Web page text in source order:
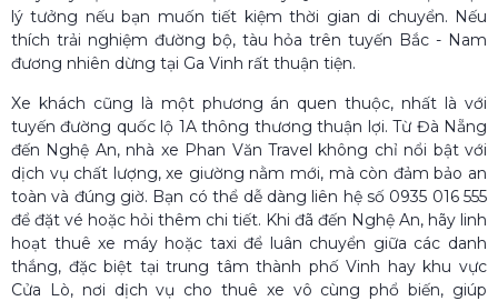
lý tưởng nếu bạn muốn tiết kiệm thời gian di chuyển. Nếu
thích trải nghiệm đường bộ, tàu hỏa trên tuyến Bắc - Nam
đương nhiên dừng tại Ga Vinh rất thuận tiện.
Xe khách cũng là một phương án quen thuộc, nhất là với
tuyến đường quốc lộ 1A thông thương thuận lợi. Từ Đà Nẵng
đến Nghệ An, nhà xe Phan Văn Travel không chỉ nổi bật với
dịch vụ chất lượng, xe giường nằm mới, mà còn đảm bảo an
toàn và đúng giờ. Bạn có thể dễ dàng liên hệ số 0935 016 555
để đặt vé hoặc hỏi thêm chi tiết. Khi đã đến Nghệ An, hãy linh
hoạt thuê xe máy hoặc taxi để luân chuyển giữa các danh
thắng, đặc biệt tại trung tâm thành phố Vinh hay khu vực
Cửa Lò, nơi dịch vụ cho thuê xe vô cùng phổ biến, giúp